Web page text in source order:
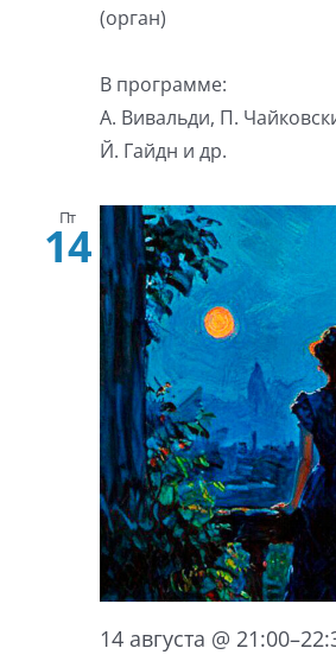
(орган)
В программе:
А. Вивальди, П.
Й. Гайдн и др.
Пт
14
14 августа @ 21:00–